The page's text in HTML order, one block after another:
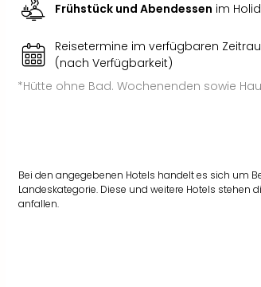
Frühstück und Abendessen im
Reisetermine im verfügbaren
(nach Verfügbarkeit)
*Hütte ohne Bad. Wochenenden sowie
Bei den angegebenen Hotels handelt es sich um
Landeskategorie. Diese und weitere Hotels
anfallen.